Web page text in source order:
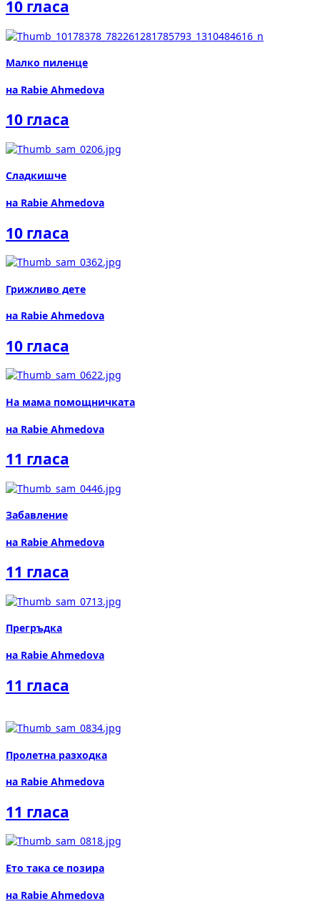
10 гласа
Малко пиленце
на Rabie Ahmedova
10 гласа
Сладкишче
на Rabie Ahmedova
10 гласа
Грижливо дете
на Rabie Ahmedova
10 гласа
На мама помощничката
на Rabie Ahmedova
11 гласа
Забавление
на Rabie Ahmedova
11 гласа
Прегръдка
на Rabie Ahmedova
11 гласа
Пролетна разходка
на Rabie Ahmedova
11 гласа
Ето така се позира
на Rabie Ahmedova